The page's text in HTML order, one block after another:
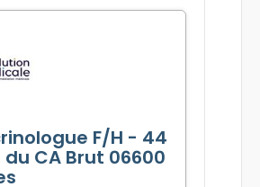
F/H - 44
du CA Brut 06600